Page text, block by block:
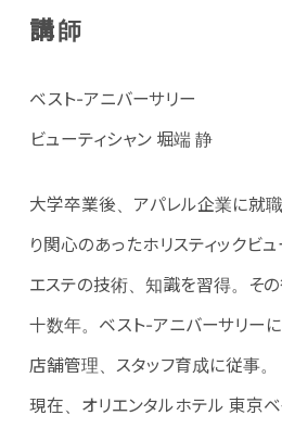
講師
ベスト-アニバーサリー
ビューティシャン 堀端 静
大学卒業後、アパレル企業に就
り関心のあったホリスティックビ
エステの技術、知識を習得。そ
十数年。ベスト-アニバーサリー
店舗管理、スタッフ育成に従事。
現在、オリエンタルホテル 東京